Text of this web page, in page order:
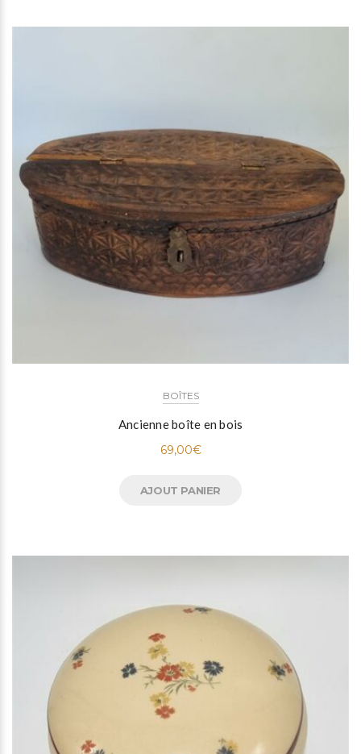
BOÎTES
Ancienne boîte en bois
69,00€
AJOUT PANIER